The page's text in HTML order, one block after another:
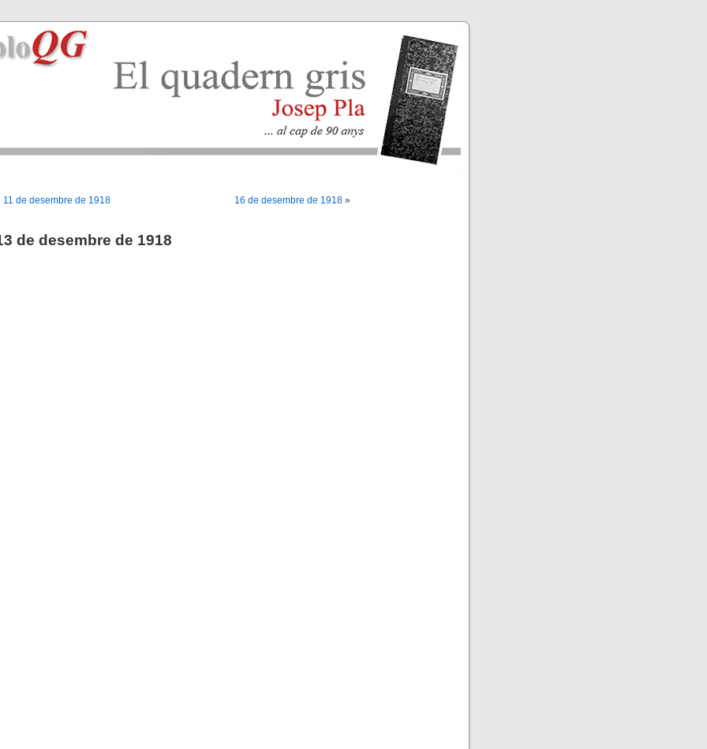
11 de desembre de 1918 16 de desembre de 1918 »
de desembre de 1918